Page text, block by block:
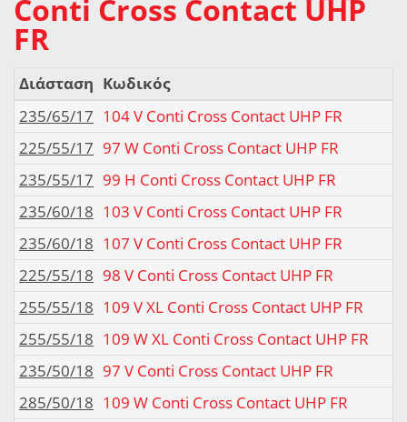
Conti Cross Contact UHP
FR
Διάσταση Κωδικός
235/65/17 104 V Conti Cross Contact UHP FR
225/55/17 97 W Conti Cross Contact UHP FR
235/55/17 99 H Conti Cross Contact UHP FR
235/60/18 103 V Conti Cross Contact UHP FR
235/60/18 107 V Conti Cross Contact UHP FR
225/55/18 98 V Conti Cross Contact UHP FR
255/55/18 109 V XL Conti Cross Contact UHP FR
255/55/18 109 W XL Conti Cross Contact UHP FR
235/50/18 97 V Conti Cross Contact UHP FR
285/50/18 109 W Conti Cross Contact UHP FR